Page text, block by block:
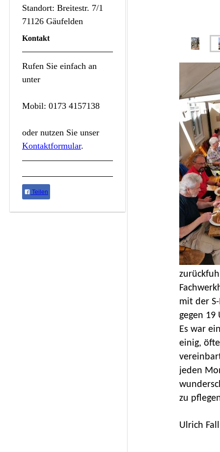
Standort: Breitestr. 7/1
71126 Gäufelden
Kontakt
Rufen Sie einfach an
unter
Mobil: 0173 4157138
oder nutzen Sie unser
Kontaktformular.
Teilen
mit der
gegen 19
Es war
einig,
jeden
zu
Ulrich